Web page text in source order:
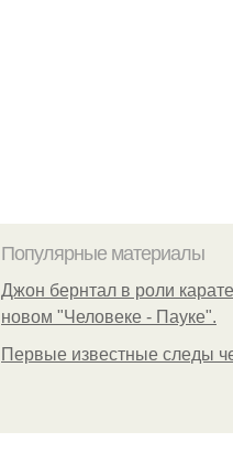
Популярные материалы
Джон бернтал в роли
новом "Человеке - Пауке".
Первые известные следы